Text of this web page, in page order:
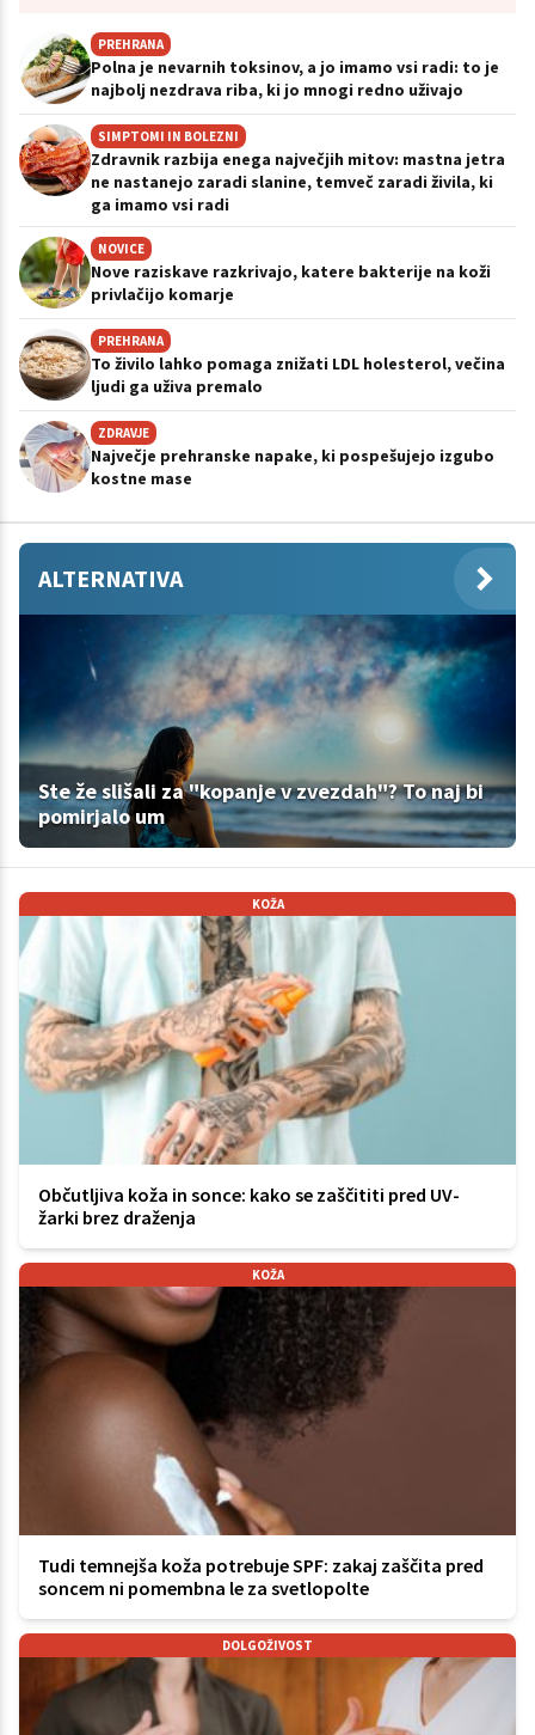
PREHRANA
Polna je nevarnih toksinov, a jo imamo vsi radi: to je
najbolj nezdrava riba, ki jo mnogi redno uživajo
SIMPTOMI IN BOLEZNI
Zdravnik razbija enega največjih mitov: mastna jetra
ne nastanejo zaradi slanine, temveč zaradi živila, ki
ga imamo vsi radi
NOVICE
Nove raziskave razkrivajo, katere bakterije na koži
privlačijo komarje
PREHRANA
To živilo lahko pomaga znižati LDL holesterol, večina
ljudi ga uživa premalo
ZDRAVJE
Največje prehranske napake, ki pospešujejo izgubo
kostne mase
ALTERNATIVA
Ste že slišali za "kopanje v zvezdah"? To naj bi
pomirjalo um
KOŽA
Občutljiva koža in sonce: kako se zaščititi pred UV-
žarki brez draženja
KOŽA
Tudi temnejša koža potrebuje SPF: zakaj zaščita pred
soncem ni pomembna le za svetlopolte
DOLGOŽIVOST